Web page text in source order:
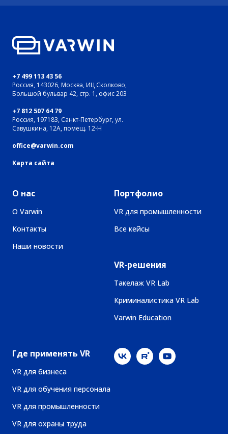
+7 499 113 43 56
Россия, 143026, Москва, ИЦ Сколково,
Большой бульвар 42, стр. 1, офис 203
+7 812 507 64 79
Россия, 197183, Санкт-Петербург, ул.
Савушкина, 12А, помещ. 12-Н
office@varwin.com
Карта сайта
О нас
О Varwin
Контакты
Наши новости
Портфолио
VR для промышленности
Все кейсы
VR-решения
Такелаж VR Lab
Криминалистика VR Lab
Varwin Education
Где применять VR
VR для бизнеса
VR для обучения персонала
VR для промышленности
VR для охраны труда